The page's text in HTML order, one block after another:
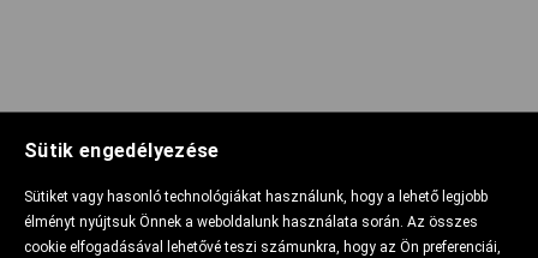
Sütik engedélyezése
Sütiket vagy hasonló technológiákat használunk, hogy a lehető legjobb
élményt nyújtsuk Önnek a weboldalunk használata során. Az összes
cookie elfogadásával lehetővé teszi számunkra, hogy az Ön preferenciái,